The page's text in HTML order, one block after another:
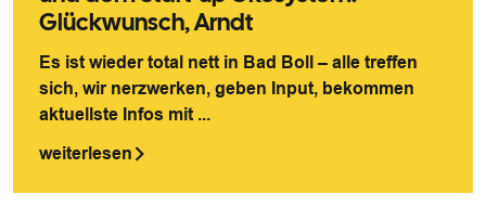
Glückwunsch, Arndt
Es ist wieder total nett in Bad Boll – alle treffen
sich, wir nerzwerken, geben Input, bekommen
aktuellste Infos mit ...
weiterlesen